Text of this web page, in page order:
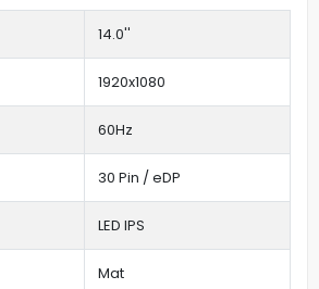
14.0''
1920x1080
60Hz
30 Pin / eDP
LED IPS
Mat